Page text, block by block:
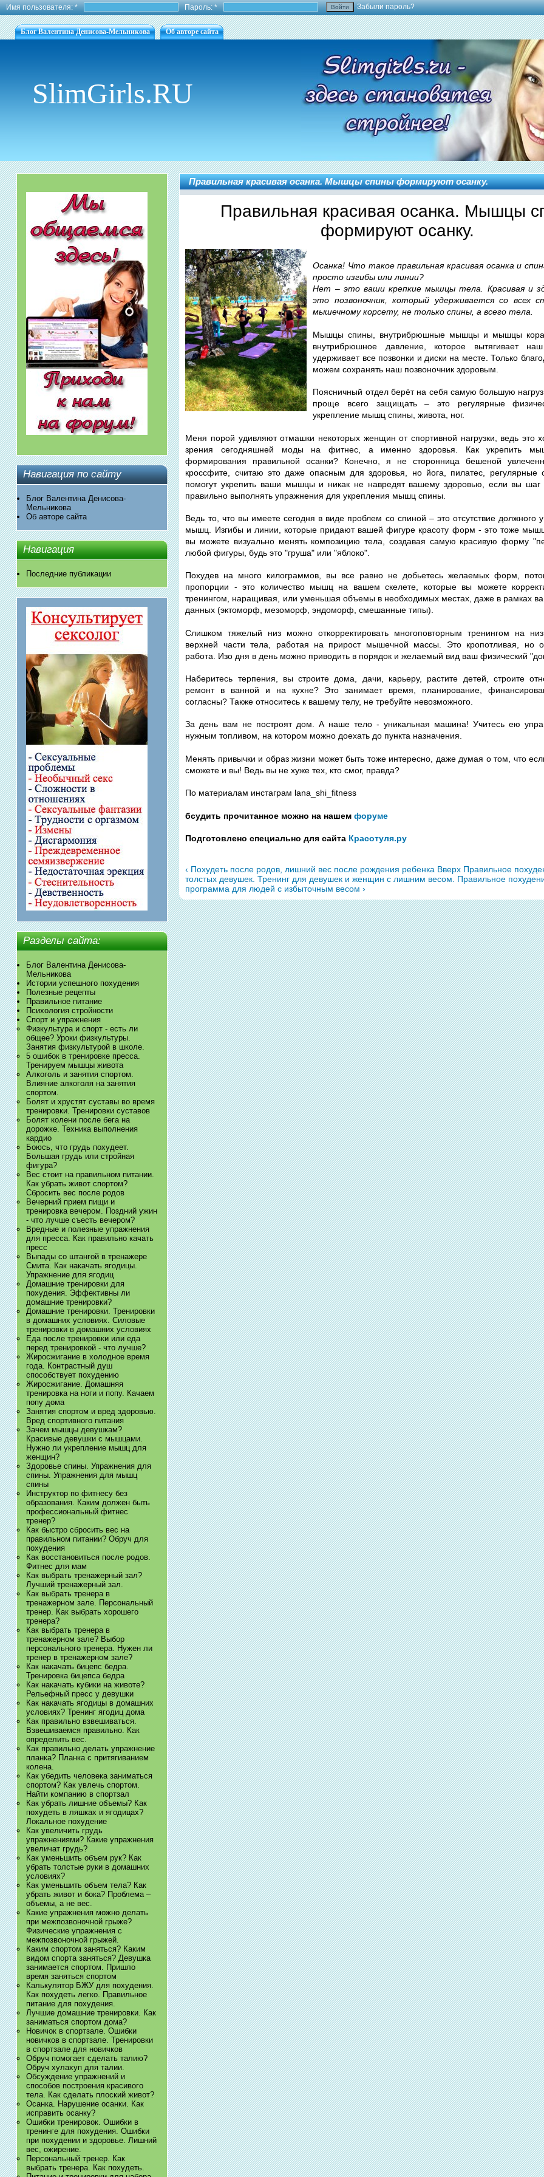
Имя пользователя:* Пароль:* Забыли пароль?
Блог Валентина Денисова-Мельникова Об авторе сайта
SlimGirls.RU
Навигация по сайту
Блог Валентина Денисова-
Мельникова
Об авторе сайта
Навигация
Последние публикации
Разделы сайта:
Блог Валентина Денисова-
Мельникова
Истории успешного похудения
Полезные рецепты
Правильное питание
Психология стройности
Спорт и упражнения
Физкультура и спорт - есть ли
общее? Уроки физкультуры.
Занятия физкультурой в школе.
5 ошибок в тренировке пресса.
Тренируем мышцы живота
Алкоголь и занятия спортом.
Влияние алкоголя на занятия
спортом.
Болят и хрустят суставы во время
тренировки. Тренировки суставов
Болят колени после бега на
дорожке. Техника выполнения
кардио
Боюсь, что грудь похудеет.
Большая грудь или стройная
фигура?
Вес стоит на правильном питании.
Как убрать живот спортом?
Сбросить вес после родов
Вечерний прием пищи и
тренировка вечером. Поздний ужин
- что лучше съесть вечером?
Вредные и полезные упражнения
для пресса. Как правильно качать
пресс
Выпады со штангой в тренажере
Смита. Как накачать ягодицы.
Упражнение для ягодиц
Домашние тренировки для
похудения. Эффективны ли
домашние тренировки?
Домашние тренировки. Тренировки
в домашних условиях. Силовые
тренировки в домашних условиях
Еда после тренировки или еда
перед тренировкой - что лучше?
Жиросжигание в холодное время
года. Контрастный душ
способствует похудению
Жиросжигание. Домашняя
тренировка на ноги и попу. Качаем
попу дома
Занятия спортом и вред здоровью.
Вред спортивного питания
Зачем мышцы девушкам?
Красивые девушки с мышцами.
Нужно ли укрепление мышц для
женщин?
Здоровье спины. Упражнения для
спины. Упражнения для мышц
спины
Инструктор по фитнесу без
образования. Каким должен быть
профессиональный фитнес
тренер?
Как быстро сбросить вес на
правильном питании? Обруч для
похудения
Как восстановиться после родов.
Фитнес для мам
Как выбрать тренажерный зал?
Лучший тренажерный зал.
Как выбрать тренера в
тренажерном зале. Персональный
тренер. Как выбрать хорошего
тренера?
Как выбрать тренера в
тренажерном зале? Выбор
персонального тренера. Нужен ли
тренер в тренажерном зале?
Как накачать бицепс бедра.
Тренировка бицепса бедра
Как накачать кубики на животе?
Рельефный пресс у девушки
Как накачать ягодицы в домашних
условиях? Тренинг ягодиц дома
Как правильно взвешиваться.
Взвешиваемся правильно. Как
определить вес.
Как правильно делать упражнение
планка? Планка с притягиванием
колена.
Как убедить человека заниматься
спортом? Как увлечь спортом.
Найти компанию в спортзал
Как убрать лишние объемы? Как
похудеть в ляшках и ягодицах?
Локальное похудение
Как увеличить грудь
упражнениями? Какие упражнения
увеличат грудь?
Как уменьшить объем рук? Как
убрать толстые руки в домашних
условиях?
Как уменьшить объем тела? Как
убрать живот и бока? Проблема –
объемы, а не вес.
Какие упражнения можно делать
при межпозвоночной грыже?
Физические упражнения с
межпозвоночной грыжей.
Каким спортом заняться? Каким
видом спорта заняться? Девушка
занимается спортом. Пришло
время заняться спортом
Калькулятор БЖУ для похудения.
Как похудеть легко. Правильное
питание для похудения.
Лучшие домашние тренировки. Как
заниматься спортом дома?
Новичок в спортзале. Ошибки
новичков в спортзале. Тренировки
в спортзале для новичков
Обруч помогает сделать талию?
Обруч хулахуп для талии.
Обсуждение упражнений и
способов построения красивого
тела. Как сделать плоский живот?
Осанка. Нарушение осанки. Как
исправить осанку?
Ошибки тренировок. Ошибки в
тренинге для похудения. Ошибки
при похудении и здоровье. Лишний
вес, ожирение.
Персональный тренер. Как
выбрать тренера. Как похудеть.
Правильная красивая осанка. Мышцы спины формируют осанку.
Правильная красивая осанка. Мышцы
формируют осанку.
Осанка! Что такое правильная красивая осанка и
просто изгибы или линии?
Нет – это ваши крепкие мышцы тела. Красивая и
это позвоночник, который удерживается со всех
мышечному корсету, не только спины, а всего тела.
Мышцы спины, внутрибрюшные мышцы и мышцы кора
внутрибрюшное давление, которое вытягивает
удерживает все позвонки и диски на месте. Только
можем сохранять наш позвоночник здоровым.
Поясничный отдел берёт на себя самую большую
проще всего защищать – это регулярные
укрепление мышц спины, живота, ног.
Меня порой удивляют отмашки некоторых женщин от спортивной нагрузки, ведь это
зрения сегодняшней моды на фитнес, а именно здоровья. Как укрепить
формирования правильной осанки? Конечно, я не сторонница бешеной
кроссфите, считаю это даже опасным для здоровья, но йога, пилатес, регулярные
помогут укрепить ваши мышцы и никак не навредят вашему здоровью, если вы шаг
правильно выполнять упражнения для укрепления мышц спины.
Ведь то, что вы имеете сегодня в виде проблем со спиной – это отсутствие должного
мышц. Изгибы и линии, которые придают вашей фигуре красоту форм - это тоже
вы можете визуально менять композицию тела, создавая самую красивую форму
любой фигуры, будь это "груша" или "яблоко".
Похудев на много килограммов, вы все равно не добьетесь желаемых форм,
пропорции - это количество мышц на вашем скелете, которые вы можете
тренингом, наращивая, или уменьшая объемы в необходимых местах, даже в рамках
данных (эктоморф, мезоморф, эндоморф, смешанные типы).
Слишком тяжелый низ можно откорректировать многоповторным тренингом на
верхней части тела, работая на прирост мышечной массы. Это кропотливая, но
работа. Изо дня в день можно приводить в порядок и желаемый вид ваш физический
Наберитесь терпения, вы строите дома, дачи, карьеру, растите детей, строите
ремонт в ванной и на кухне? Это занимает время, планирование,
согласны? Также относитесь к вашему телу, не требуйте невозможного.
За день вам не построят дом. А наше тело - уникальная машина! Учитесь ею
нужным топливом, на котором можно доехать до пункта назначения.
Менять привычки и образ жизни может быть тоже интересно, даже думая о том, что
сможете и вы! Ведь вы не хуже тех, кто смог, правда?
По материалам инстаграм lana_shi_fitness
бсудить прочитанное можно на нашем форуме
Подготовлено специально для сайта Красотуля.ру
‹ Похудеть после родов, лишний вес после рождения ребенка Вверх Правильное
толстых девушек. Тренинг для девушек и женщин с лишним весом. Правильное
программа для людей с избыточным весом ›